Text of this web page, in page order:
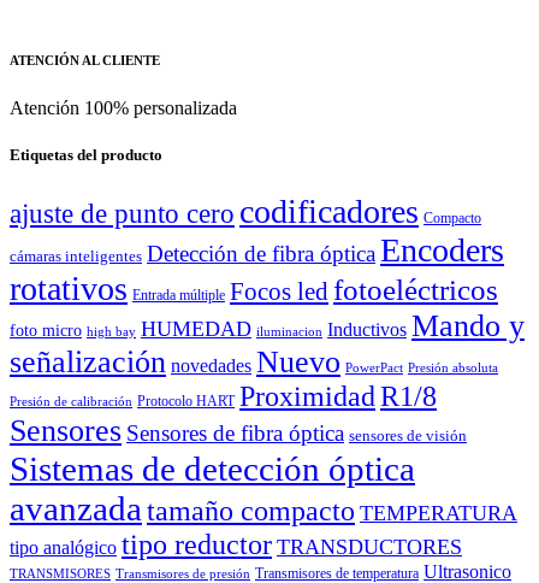
ATENCIÓN AL CLIENTE
Atención 100% personalizada
Etiquetas del producto
ajuste de punto cero codificadores Compacto
cámaras inteligentes Detección de fibra ópticaEncoders
rotativos Entrada múltiple Focos led fotoeléctricos
foto micro high bay HUMEDAD iluminacion Inductivos Mando y
señalización novedades Nuevo PowerPact Presión absoluta
Presión de calibración Protocolo HART ProximidadR1/8
Sensores Sensores de fibra óptica sensores de visión
Sistemas de detección óptica
avanzada tamaño compacto TEMPERATURA
tipo analógico tipo reductor TRANSDUCTORES
TRANSMISORES Transmisores de presión Transmisores de temperatura Ultrasonico